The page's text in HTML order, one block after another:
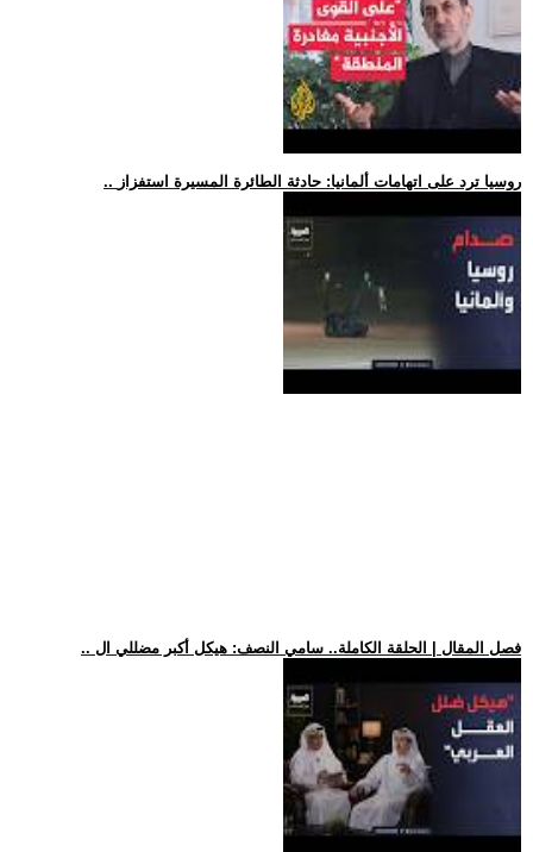
.. روسيا ترد على اتهامات ألمانيا: حادثة الطائرة المسيرة استفزاز
.. فصل المقال | الحلقة الكاملة.. سامي النصف: هيكل أكبر مضللي ال